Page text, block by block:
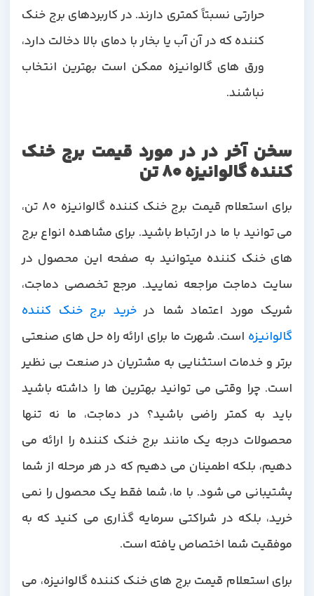
حرارتی نسبتاً کمتری دارند. در کاربردهای برج خنک
کننده که در آن آب یا بخار با دمای بالا دخالت دارد،
ورق های گالوانیزه ممکن است بهترین انتخاب
نباشند.
سخن آخر در در مورد قیمت برج خنک
کننده گالوانیزه 80 تن
برای استعلام قیمت برج خنک کننده گالوانیزه 80 تن،
می توانید با ما در ارتباط باشید. برای مشاهده انواع برج
های خنک کننده میتوانید به صفحه این محصول در
سایت دماجت مراجعه نمایید. مرجع تخصصی دماجت،
شریک مورد اعتماد شما درخرید برج خنک کننده
گالوانیزه است. شهرت ما برای ارائه راه حل های صنعتی
برتر و خدمات استثنایی به مشتریان در صنعت بی نظیر
است. چرا وقتی می توانید بهترین ها را داشته باشید
باید به کمتر راضی باشید؟ در دماجت، ما نه تنها
محصولات درجه یک مانند برج خنک کننده را ارائه می
دهیم، بلکه اطمینان می دهیم که در هر مرحله از شما
پشتیبانی می شود. با ما، شما فقط یک محصول را نمی
خرید، بلکه در شراکتی سرمایه گذاری می کنید که به
موفقیت شما اختصاص یافته است.
برای استعلام قیمت برج های خنک کننده گالوانیزه، می